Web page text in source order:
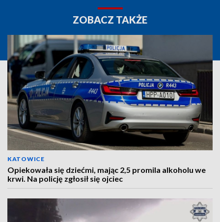
ZOBACZ TAKŻE
KATOWICE
Opiekowała się dziećmi, mając 2,5 promila alkoholu we
krwi. Na policję zgłosił się ojciec